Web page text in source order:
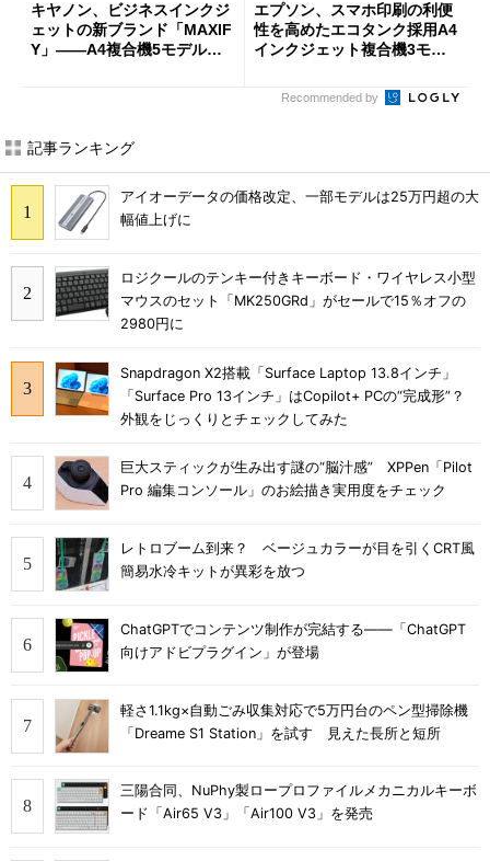
キヤノン、ビジネスインクジ
ェットの新ブランド「MAXIF
Y」――A4複合機5モデルとA
エプソン、スマホ印刷の利便
性を高めたエコタンク採用A4
インクジェット複合機3モデ
Recommended by
記事ランキング
アイオーデータの価格改定、一部モデルは25万円超の大
幅値上げに
ロジクールのテンキー付きキーボード・ワイヤレス小型
マウスのセット「MK250GRd」がセールで15％オフの
2980円に
Snapdragon X2搭載「Surface Laptop 13.8インチ」
「Surface Pro 13インチ」はCopilot+ PCの“完成形”？
外観をじっくりとチェックしてみた
巨大スティックが生み出す謎の“脳汁感” XPPen「Pilot
Pro 編集コンソール」のお絵描き実用度をチェック
レトロブーム到来？ ベージュカラーが目を引くCRT風
簡易水冷キットが異彩を放つ
ChatGPTでコンテンツ制作が完結する――「ChatGPT
向けアドビプラグイン」が登場
軽さ1.1kg×自動ごみ収集対応で5万円台のペン型掃除機
「Dreame S1 Station」を試す 見えた長所と短所
三陽合同、NuPhy製ロープロファイルメカニカルキーボ
ード「Air65 V3」「Air100 V3」を発売